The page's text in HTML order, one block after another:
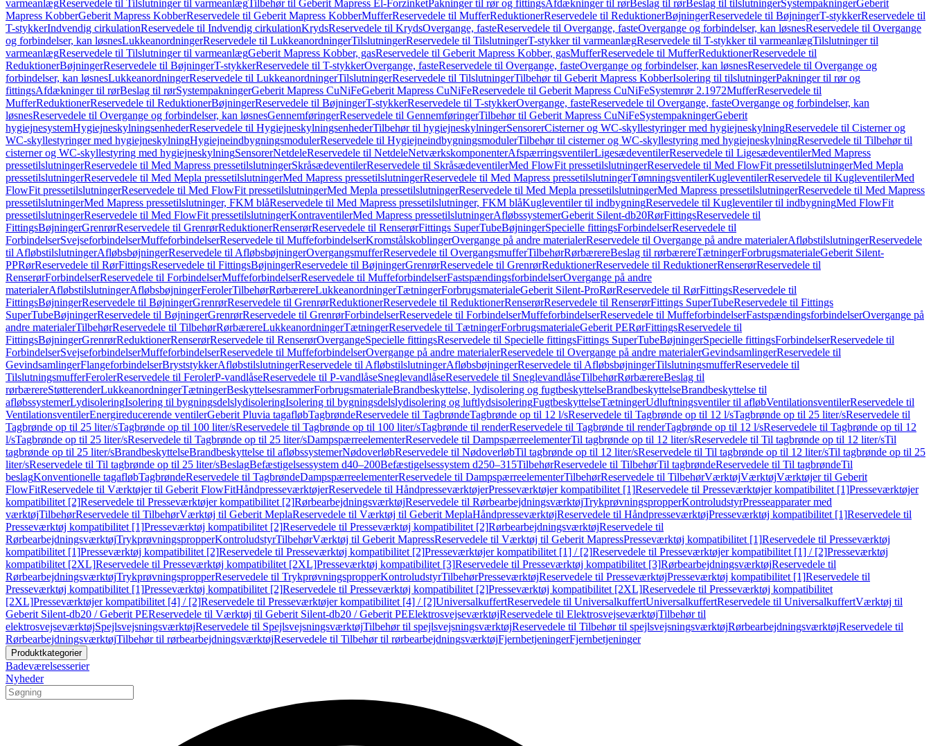
varmeanlægReservedele til Tilslutninger til varmeanlægTilbehør til Geberit Mapress El-ForzinketPakninger til rør og fittingsAfdækninger til rørBeslag til rørBeslag til tilslutningerSystempakningerGeberit
Mapress KobberGeberit Mapress KobberReservedele til Geberit Mapress KobberMufferReservedele til MufferReduktionerReservedele til ReduktionerBøjningerReservedele til BøjningerT-stykkerReservedele til
T-stykkerIndvendig cirkulationReservedele til Indvendig cirkulationKrydsReservedele til KrydsOvergange, fasteReservedele til Overgange, fasteOvergange og forbindelser, kan løsnesReservedele til Overgange
og forbindelser, kan løsnesLukkeanordningerReservedele til LukkeanordningerTilslutningerReservedele til TilslutningerT-stykker til varmeanlægReservedele til T-stykker til varmeanlægTilslutninger til
varmeanlægReservedele til Tilslutninger til varmeanlægGeberit Mapress Kobber, gasReservedele til Geberit Mapress Kobber, gasMufferReservedele til MufferReduktionerReservedele til
ReduktionerBøjningerReservedele til BøjningerT-stykkerReservedele til T-stykkerOvergange, fasteReservedele til Overgange, fasteOvergange og forbindelser, kan løsnesReservedele til Overgange og
forbindelser, kan løsnesLukkeanordningerReservedele til LukkeanordningerTilslutningerReservedele til TilslutningerTilbehør til Geberit Mapress KobberIsolering til tilslutningerPakninger til rør og
fittingsAfdækninger til rørBeslag til rørSystempakningerGeberit Mapress CuNiFeGeberit Mapress CuNiFeReservedele til Geberit Mapress CuNiFeSystemrør 2.1972MufferReservedele til
MufferReduktionerReservedele til ReduktionerBøjningerReservedele til BøjningerT-stykkerReservedele til T-stykkerOvergange, fasteReservedele til Overgange, fasteOvergange og forbindelser, kan
løsnesReservedele til Overgange og forbindelser, kan løsnesGennemføringerReservedele til GennemføringerTilbehør til Geberit Mapress CuNiFeSystempakningerGeberit
hygiejnesystemHygiejneskylningsenhederReservedele til HygiejneskylningsenhederTilbehør til hygiejneskylningerSensorerCisterner og WC-skyllestyringer med hygiejneskylningReservedele til Cisterner og
WC-skyllestyringer med hygiejneskylningHygiejneindbygningsmodulerReservedele til HygiejneindbygningsmodulerTilbehør til cisterner og WC-skyllestyring med hygiejneskylningReservedele til Tilbehør til
cisterner og WC-skyllestyring med hygiejneskylningSensorerNetdeleReservedele til NetdeleNetværkskomponenterAfspærringsventilerLigesædeventilerReservedele til LigesædeventilerMed Mapress
pressetilslutningerReservedele til Med Mapress pressetilslutningerSkråsædeventilerReservedele til SkråsædeventilerMed FlowFit pressetilslutningerReservedele til Med FlowFit pressetilslutningerMed Mepla
pressetilslutningerReservedele til Med Mepla pressetilslutningerMed Mapress pressetilslutningerReservedele til Med Mapress pressetilslutningerTømningsventilerKugleventilerReservedele til KugleventilerMed
FlowFit pressetilslutningerReservedele til Med FlowFit pressetilslutningerMed Mepla pressetilslutningerReservedele til Med Mepla pressetilslutningerMed Mapress pressetilslutningerReservedele til Med Mapress
pressetilslutningerMed Mapress pressetilslutninger, FKM blåReservedele til Med Mapress pressetilslutninger, FKM blåKugleventiler til indbygningReservedele til Kugleventiler til indbygningMed FlowFit
pressetilslutningerReservedele til Med FlowFit pressetilslutningerKontraventilerMed Mapress pressetilslutningerAfløbssystemerGeberit Silent-db20RørFittingsReservedele til
FittingsBøjningerGrenrørReservedele til GrenrørReduktionerRenserørReservedele til RenserørFittings SuperTubeBøjningerSpecielle fittingsForbindelserReservedele til
ForbindelserSvejseforbindelserMuffeforbindelserReservedele til MuffeforbindelserKromstålskoblingerOvergange på andre materialerReservedele til Overgange på andre materialerAfløbstilslutningerReservedele
til AfløbstilslutningerAfløbsbøjningerReservedele til AfløbsbøjningerOvergangsmufferReservedele til OvergangsmufferTilbehørRørbærereBeslag til rørbærereTætningerForbrugsmaterialeGeberit Silent-
PPRørReservedele til RørFittingsReservedele til FittingsBøjningerReservedele til BøjningerGrenrørReservedele til GrenrørReduktionerReservedele til ReduktionerRenserørReservedele til
RenserørForbindelserReservedele til ForbindelserMuffeforbindelserReservedele til MuffeforbindelserFastspændingsforbindelserOvergange på andre
materialerAfløbstilslutningerAfløbsbøjningerFerolerTilbehørRørbærereLukkeanordningerTætningerForbrugsmaterialeGeberit Silent-ProRørReservedele til RørFittingsReservedele til
FittingsBøjningerReservedele til BøjningerGrenrørReservedele til GrenrørReduktionerReservedele til ReduktionerRenserørReservedele til RenserørFittings SuperTubeReservedele til Fittings
SuperTubeBøjningerReservedele til BøjningerGrenrørReservedele til GrenrørForbindelserReservedele til ForbindelserMuffeforbindelserReservedele til MuffeforbindelserFastspændingsforbindelserOvergange på
andre materialerTilbehørReservedele til TilbehørRørbærereLukkeanordningerTætningerReservedele til TætningerForbrugsmaterialeGeberit PERørFittingsReservedele til
FittingsBøjningerGrenrørReduktionerRenserørReservedele til RenserørOvergangeSpecielle fittingsReservedele til Specielle fittingsFittings SuperTubeBøjningerSpecielle fittingsForbindelserReservedele til
ForbindelserSvejseforbindelserMuffeforbindelserReservedele til MuffeforbindelserOvergange på andre materialerReservedele til Overgange på andre materialerGevindsamlingerReservedele til
GevindsamlingerFlangeforbindelserBryststykkerAfløbstilslutningerReservedele til AfløbstilslutningerAfløbsbøjningerReservedele til AfløbsbøjningerTilslutningsmufferReservedele til
TilslutningsmufferFerolerReservedele til FerolerP-vandlåseReservedele til P-vandlåseSneglevandlåseReservedele til SneglevandlåseTilbehørRørbærereBeslag til
rørbærereStøtterenderLukkeanordningerTætningerBeskyttelsesrammerForbrugsmaterialeBrandbeskyttelse, lydisolering og fugtbeskyttelseBrandbeskyttelseBrandbeskyttelse til
afløbssystemerLydisoleringIsolering til bygningsdelslydisoleringIsolering til bygningsdelslydisolering og luftlydsisoleringFugtbeskyttelseTætningerUdluftningsventiler til afløbVentilationsventilerReservedele til
VentilationsventilerEnergireducerende ventilerGeberit Pluvia tagafløbTagbrøndeReservedele til TagbrøndeTagbrønde op til 12 l/sReservedele til Tagbrønde op til 12 l/sTagbrønde op til 25 liter/sReservedele til
Tagbrønde op til 25 liter/sTagbrønde op til 100 liter/sReservedele til Tagbrønde op til 100 liter/sTagbrønde til renderReservedele til Tagbrønde til renderTagbrønde op til 12 l/sReservedele til Tagbrønde op til 12
l/sTagbrønde op til 25 liter/sReservedele til Tagbrønde op til 25 liter/sDampspærreelementerReservedele til DampspærreelementerTil tagbrønde op til 12 liter/sReservedele til Til tagbrønde op til 12 liter/sTil
tagbrønde op til 25 liter/sBrandbeskyttelseBrandbeskyttelse til afløbssystemerNødoverløbReservedele til NødoverløbTil tagbrønde op til 12 liter/sReservedele til Til tagbrønde op til 12 liter/sTil tagbrønde op til 25
liter/sReservedele til Til tagbrønde op til 25 liter/sBeslagBefæstigelsessystem d40–200Befæstigelsessystem d250–315TilbehørReservedele til TilbehørTil tagbrøndeReservedele til Til tagbrøndeTil
beslagKonventionelle tagafløbTagbrøndeReservedele til TagbrøndeDampspærreelementerReservedele til DampspærreelementerTilbehørReservedele til TilbehørVærktøjVærktøjVærktøjer til Geberit
FlowFitReservedele til Værktøjer til Geberit FlowFitHåndpresseværktøjerReservedele til HåndpresseværktøjerPresseværktøjer kompatibilitet [1]Reservedele til Presseværktøjer kompatibilitet [1]Presseværktøjer
kompatibilitet [2]Reservedele til Presseværktøjer kompatibilitet [2]RørbearbejdningsværktøjReservedele til RørbearbejdningsværktøjTrykprøvningspropperKontroludstyrPresseapparater med
værktøjTilbehørReservedele til TilbehørVærktøj til Geberit MeplaReservedele til Værktøj til Geberit MeplaHåndpresseværktøjReservedele til HåndpresseværktøjPresseværktøj kompatibilitet [1]Reservedele til
Presseværktøj kompatibilitet [1]Presseværktøj kompatibilitet [2]Reservedele til Presseværktøj kompatibilitet [2]RørbearbejdningsværktøjReservedele til
RørbearbejdningsværktøjTrykprøvningspropperKontroludstyrTilbehørVærktøj til Geberit MapressReservedele til Værktøj til Geberit MapressPresseværktøj kompatibilitet [1]Reservedele til Presseværktøj
kompatibilitet [1]Presseværktøj kompatibilitet [2]Reservedele til Presseværktøj kompatibilitet [2]Presseværktøjer kompatibilitet [1] / [2]Reservedele til Presseværktøjer kompatibilitet [1] / [2]Presseværktøj
kompatibilitet [2XL]Reservedele til Presseværktøj kompatibilitet [2XL]Presseværktøj kompatibilitet [3]Reservedele til Presseværktøj kompatibilitet [3]RørbearbejdningsværktøjReservedele til
RørbearbejdningsværktøjTrykprøvningspropperReservedele til TrykprøvningspropperKontroludstyrTilbehørPresseværktøjReservedele til PresseværktøjPresseværktøj kompatibilitet [1]Reservedele til
Presseværktøj kompatibilitet [1]Presseværktøj kompatibilitet [2]Reservedele til Presseværktøj kompatibilitet [2]Presseværktøj kompatibilitet [2XL]Reservedele til Presseværktøj kompatibilitet
[2XL]Presseværktøjer kompatibilitet [4] / [2]Reservedele til Presseværktøjer kompatibilitet [4] / [2]UniversalkuffertReservedele til UniversalkuffertUniversalkuffertReservedele til UniversalkuffertVærktøj til
Geberit Silent-db20 / Geberit PEReservedele til Værktøj til Geberit Silent-db20 / Geberit PEElektrosvejseværktøjReservedele til ElektrosvejseværktøjTilbehør til
elektrosvejseværktøjSpejlsvejsningsværktøjReservedele til SpejlsvejsningsværktøjTilbehør til spejlsvejsningsværktøjReservedele til Tilbehør til spejlsvejsningsværktøjRørbearbejdningsværktøjReservedele til
RørbearbejdningsværktøjTilbehør til rørbearbejdningsværktøjReservedele til Tilbehør til rørbearbejdningsværktøjFjernbetjeningerFjernbetjeninger
Produktkategorier
Badeværelsesserier
Nyheder